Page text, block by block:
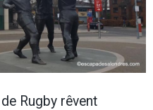
Rugby rêvent